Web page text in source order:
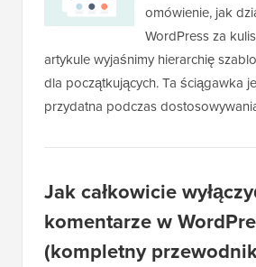
omówienie, jak
WordPress za
artykule wyjaśnimy hierarchię
dla początkujących. Ta ściągawka
przydatna podczas
Jak całkowicie
komentarze w
(kompletny